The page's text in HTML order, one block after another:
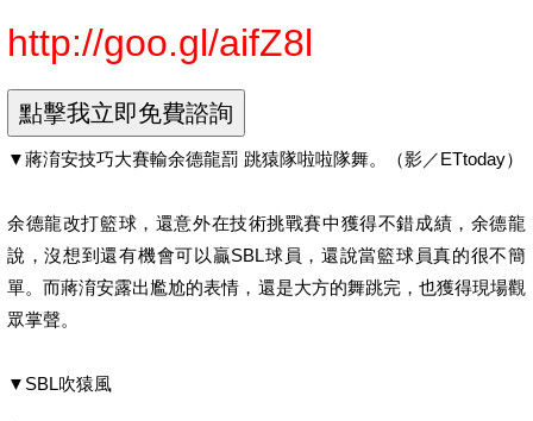
http://goo.gl/aifZ8l
▼蔣淯安技巧大賽輸余德龍罰 跳猿隊啦啦隊舞。（影／ETtoday）
余德龍改打籃球，還意外在技術挑戰賽中獲得不錯成績，余德龍
說，沒想到還有機會可以贏SBL球員，還說當籃球員真的很不簡
單。而蔣淯安露出尷尬的表情，還是大方的舞跳完，也獲得現場觀
眾掌聲。
▼SBL吹猿風